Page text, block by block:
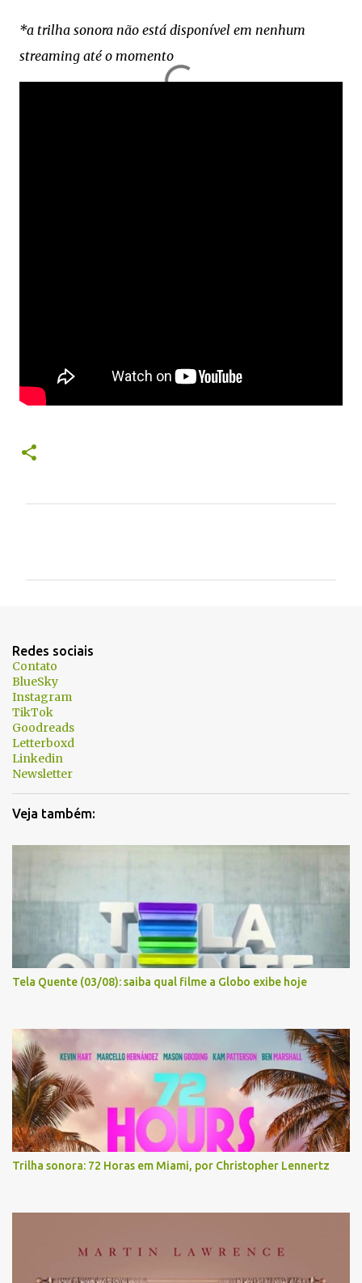
*a trilha sonora não está disponível em nenhum
streaming até o momento
á
r
i
o
s
Redes sociais
Contato
BlueSky
Instagram
TikTok
Goodreads
Letterboxd
Linkedin
Newsletter
Veja também:
Tela Quente (03/08): saiba qual filme a Globo exibe hoje
Trilha sonora: 72 Horas em Miami, por Christopher Lennertz